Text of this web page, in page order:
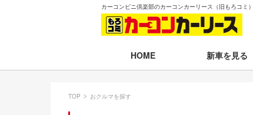
カーコンビニ倶楽部のカーコンカーリース（旧もろコミ
HOME 新車を見る
TOP おクルマを探す